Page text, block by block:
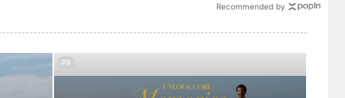
PR
Recommended by